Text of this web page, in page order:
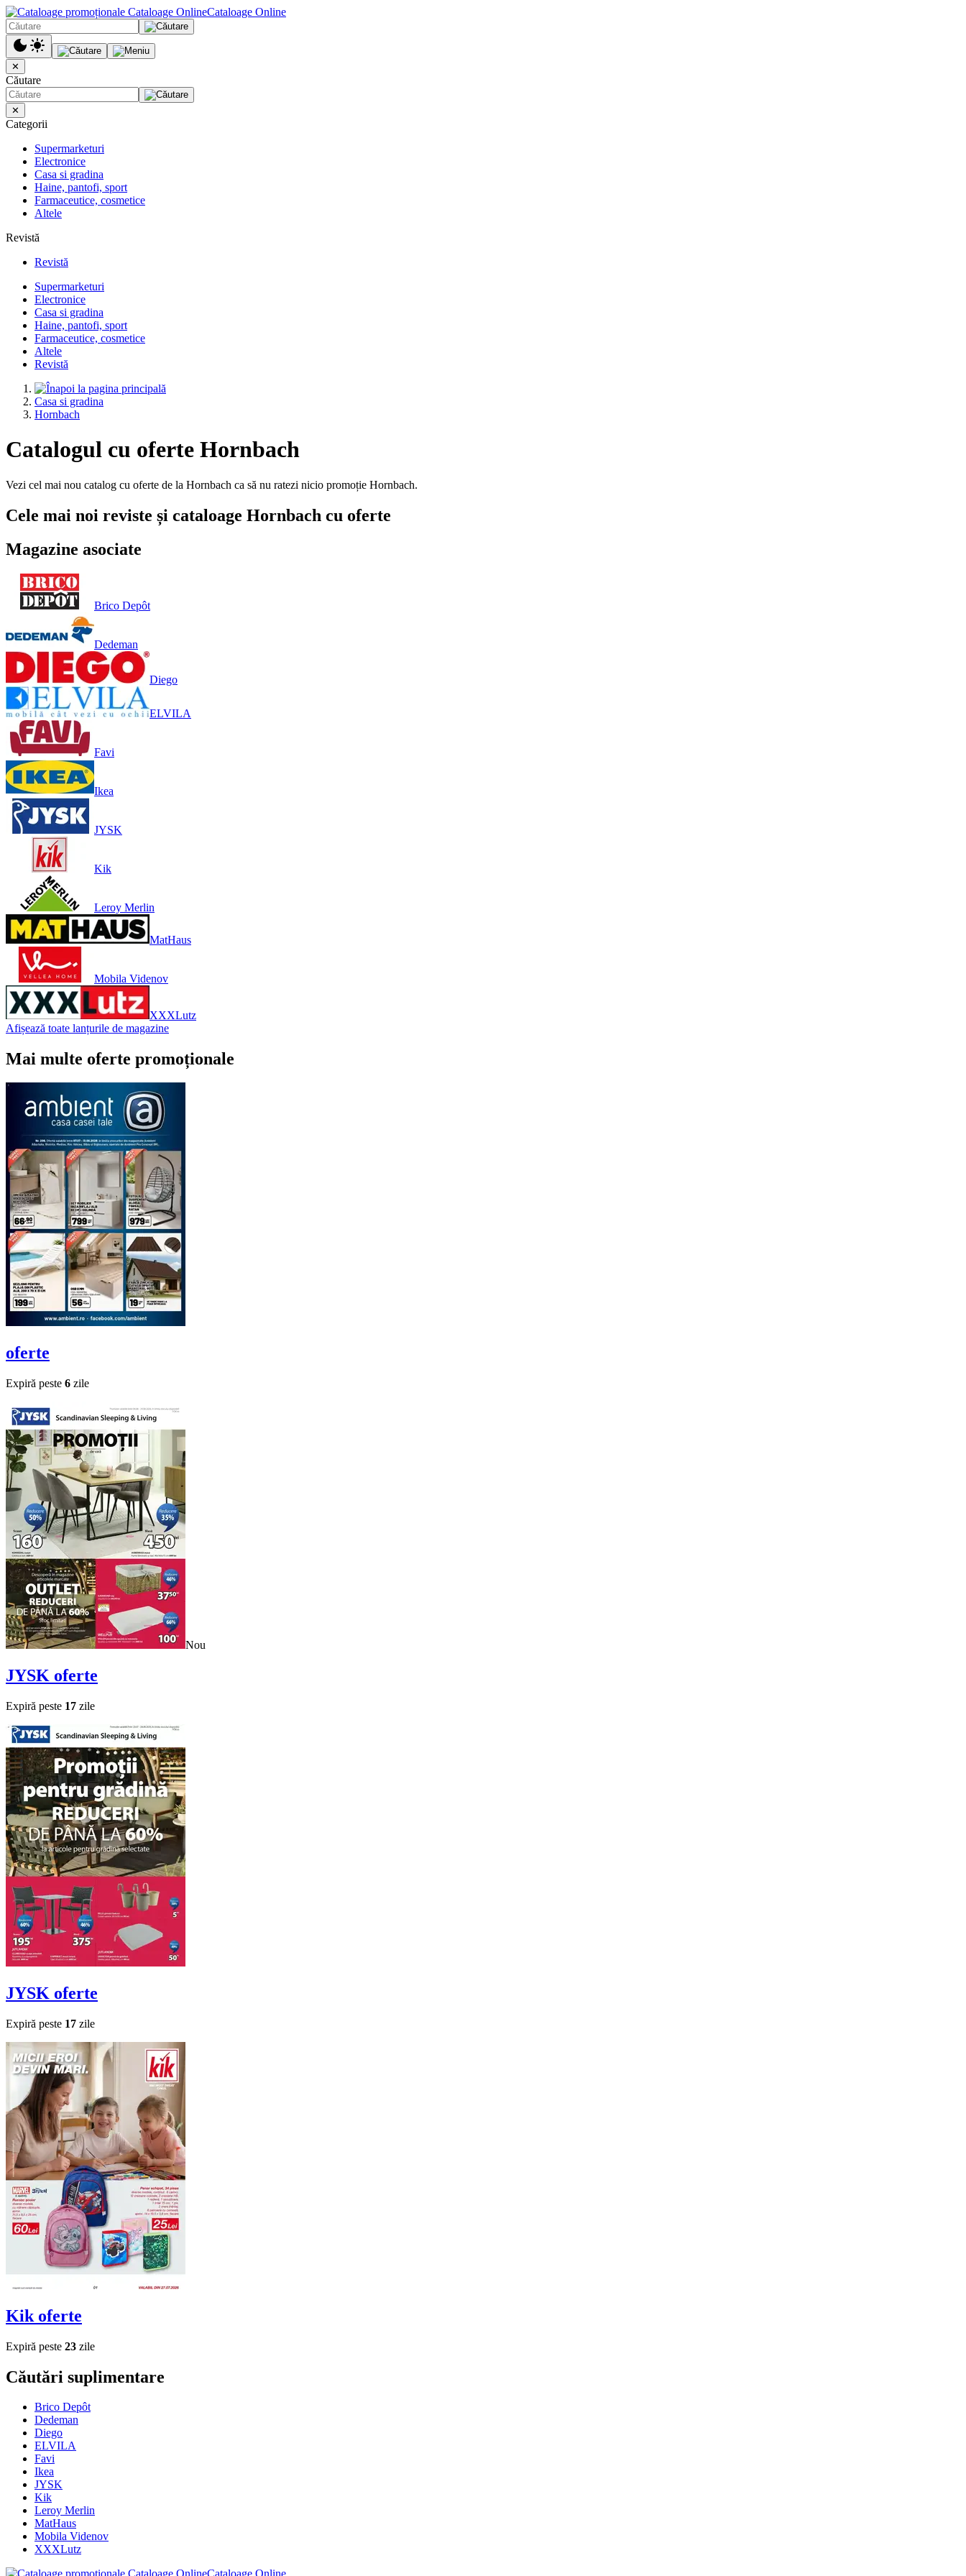
Cataloage Online
✕
Căutare
✕
Categorii
Supermarketuri
Electronice
Casa si gradina
Haine, pantofi, sport
Farmaceutice, cosmetice
Altele
Revistă
Revistă
Supermarketuri
Electronice
Casa si gradina
Haine, pantofi, sport
Farmaceutice, cosmetice
Altele
Revistă
Casa si gradina
Hornbach
Catalogul cu oferte Hornbach
Vezi cel mai nou catalog cu oferte de la Hornbach ca să nu ratezi nicio promoție Hornbach.
Cele mai noi reviste și cataloage Hornbach cu oferte
Magazine asociate
Brico Depôt
Dedeman
Diego
ELVILA
Favi
Ikea
JYSK
Kik
Leroy Merlin
MatHaus
Mobila Videnov
XXXLutz
Afișează toate lanțurile de magazine
Mai multe oferte promoționale
oferte
Expiră peste 6 zile
Nou
JYSK oferte
Expiră peste 17 zile
JYSK oferte
Expiră peste 17 zile
Kik oferte
Expiră peste 23 zile
Căutări suplimentare
Brico Depôt
Dedeman
Diego
ELVILA
Favi
Ikea
JYSK
Kik
Leroy Merlin
MatHaus
Mobila Videnov
XXXLutz